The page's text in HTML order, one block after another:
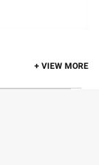
+ VIEW MORE